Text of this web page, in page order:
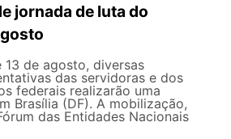
jornada de luta do
13 de agosto, diversas
das servidoras e dos
federais realizarão uma
Brasília (DF). A mobilização,
das Entidades Nacionais